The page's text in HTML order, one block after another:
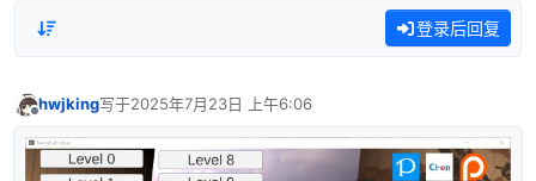
登录后回复
hwjking写于2025年7月23日 上午6:06
最后由 编辑